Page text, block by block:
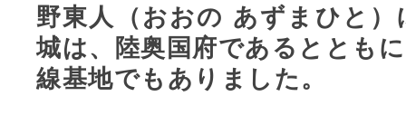
野東人（おおの あずまひと
城は、陸奥国府であるととも
線基地でもありました。